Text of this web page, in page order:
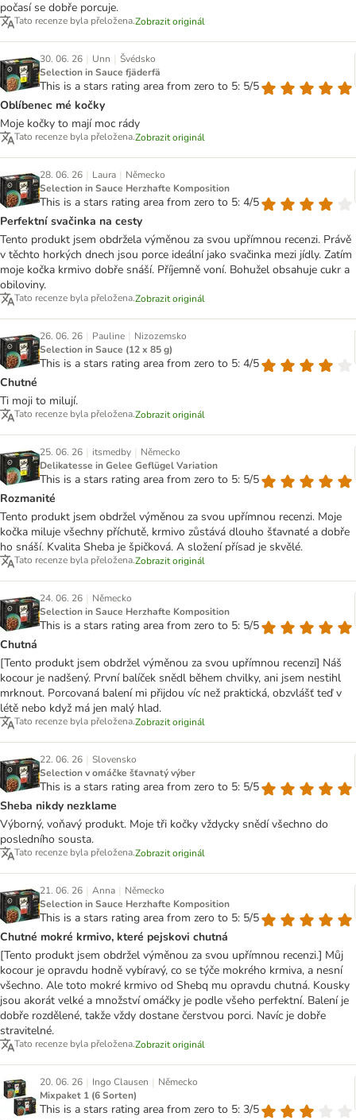
počasí se dobře porcuje.
Tato recenze byla přeložena.Zobrazit originál
30. 06. 26 | Unn | Švédsko
Selection in Sauce fjäderfä
This is a stars rating area from zero to 5: 5/5
Oblíbenec mé kočky
Moje kočky to mají moc rády
Tato recenze byla přeložena.Zobrazit originál
28. 06. 26 | Laura | Německo
Selection in Sauce Herzhafte Komposition
This is a stars rating area from zero to 5: 4/5
Perfektní svačinka na cesty
Tento produkt jsem obdržela výměnou za svou upřímnou recenzi. Právě
v těchto horkých dnech jsou porce ideální jako svačinka mezi jídly. Zatím
moje kočka krmivo dobře snáší. Příjemně voní. Bohužel obsahuje cukr a
obiloviny.
Tato recenze byla přeložena.Zobrazit originál
26. 06. 26 | Pauline | Nizozemsko
Selection in Sauce (12 x 85 g)
This is a stars rating area from zero to 5: 4/5
Chutné
Ti moji to milují.
Tato recenze byla přeložena.Zobrazit originál
25. 06. 26 | itsmedby | Německo
Delikatesse in Gelee Geflügel Variation
This is a stars rating area from zero to 5: 5/5
Rozmanité
Tento produkt jsem obdržel výměnou za svou upřímnou recenzi. Moje
kočka miluje všechny příchutě, krmivo zůstává dlouho šťavnaté a dobře
ho snáší. Kvalita Sheba je špičková. A složení přísad je skvělé.
Tato recenze byla přeložena.Zobrazit originál
24. 06. 26 | Německo
Selection in Sauce Herzhafte Komposition
This is a stars rating area from zero to 5: 5/5
Chutná
[Tento produkt jsem obdržel výměnou za svou upřímnou recenzi] Náš
kocour je nadšený. První balíček snědl během chvilky, ani jsem nestihl
mrknout. Porcovaná balení mi přijdou víc než praktická, obzvlášť teď v
létě nebo když má jen malý hlad.
Tato recenze byla přeložena.Zobrazit originál
22. 06. 26 | Slovensko
Selection v omáčke šťavnatý výber
This is a stars rating area from zero to 5: 5/5
Sheba nikdy nezklame
Výborný, voňavý produkt. Moje tři kočky vždycky snědí všechno do
posledního sousta.
Tato recenze byla přeložena.Zobrazit originál
21. 06. 26 | Anna | Německo
Selection in Sauce Herzhafte Komposition
This is a stars rating area from zero to 5: 5/5
Chutné mokré krmivo, které pejskovi chutná
[Tento produkt jsem obdržel výměnou za svou upřímnou recenzi.] Můj
kocour je opravdu hodně vybíravý, co se týče mokrého krmiva, a nesní
všechno. Ale toto mokré krmivo od Shebq mu opravdu chutná. Kousky
jsou akorát velké a množství omáčky je podle všeho perfektní. Balení je
dobře rozdělené, takže vždy dostane čerstvou porci. Navíc je dobře
stravitelné.
Tato recenze byla přeložena.Zobrazit originál
20. 06. 26 | Ingo Clausen | Německo
Mixpaket 1 (6 Sorten)
This is a stars rating area from zero to 5: 3/5